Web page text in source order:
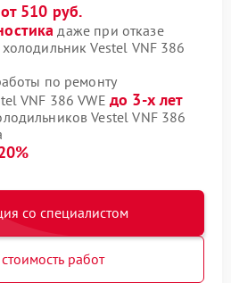
от 510 руб.
даже при отказе
Vestel VNF 386
по ремонту
VNF 386 VWE до 3-х лет
Vestel VNF 386
со специалистом
работ